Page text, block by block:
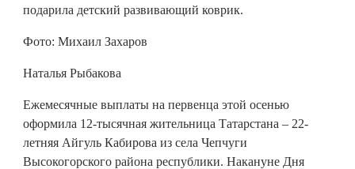
подарила детский развивающий коврик.
Фото: Михаил Захаров
Наталья Рыбакова
Ежемесячные выплаты на первенца этой осенью
оформила 12-тысячная жительница Татарстана – 22-
летняя Айгуль Кабирова из села Чепчуги
Высокогорского района республики. Накануне Дня